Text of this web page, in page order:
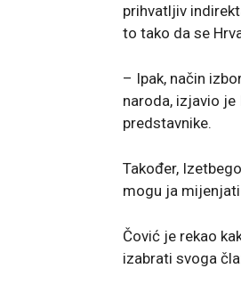
prihvatljiv
to tako da se
– Ipak, način
naroda, izjavio
predstavnike.
Također,
mogu ja
Čović je rekao
izabrati svoga